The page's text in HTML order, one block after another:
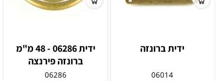
ידית ברונזה
06014
ידית 06286 - 48 מ"מ
ברונזה פירנצה
06286